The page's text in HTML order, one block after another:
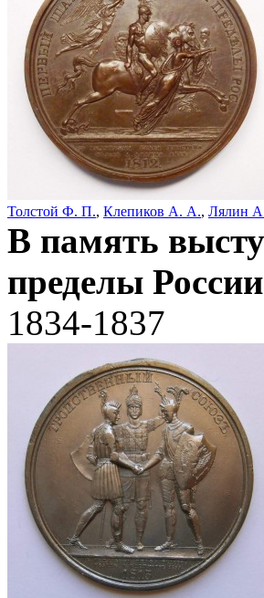
Толстой Ф. П., Клепиков А. А., Лялин
В память
пределы России
1834-1837